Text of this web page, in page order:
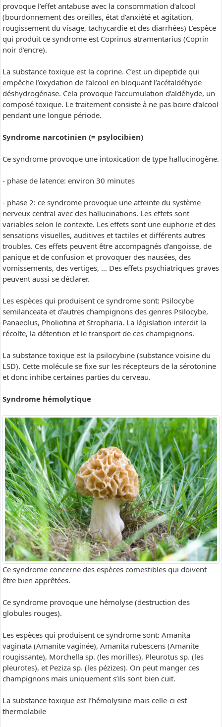
provoque l’effet antabuse avec la consommation d’alcool
(bourdonnement des oreilles, état d’anxiété et agitation,
rougissement du visage, tachycardie et des diarrhées) L’espèce
qui produit ce syndrome est Coprinus atramentarius (Coprin
noir d’encre).
La substance toxique est la coprine. C’est un dipeptide qui
empêche l’oxydation de l’alcool en bloquant l’acétaldéhyde
déshydrogénase. Cela provoque l’accumulation d’aldéhyde, un
composé toxique. Le traitement consiste à ne pas boire d’alcool
pendant une longue période.
Syndrome narcotinien (= psylocibien)
Ce syndrome provoque une intoxication de type hallucinogène.
- phase de latence: environ 30 minutes
- phase 2: ce syndrome provoque une atteinte du système
nerveux central avec des hallucinations. Les effets sont
variables selon le contexte. Les effets sont une euphorie et des
sensations visuelles, auditives et tactiles et différents autres
troubles. Ces effets peuvent être accompagnés d’angoisse, de
panique et de confusion et provoquer des nausées, des
vomissements, des vertiges, … Des effets psychiatriques graves
peuvent aussi se déclarer.
Les espèces qui produisent ce syndrome sont: Psilocybe
semilanceata et d’autres champignons des genres Psilocybe,
Panaeolus, Pholiotina et Stropharia. La législation interdit la
récolte, la détention et le transport de ces champignons.
La substance toxique est la psilocybine (substance voisine du
LSD). Cette molécule se fixe sur les récepteurs de la sérotonine
et donc inhibe certaines parties du cerveau.
Syndrome hémolytique
Ce syndrome concerne des espèces comestibles qui doivent
être bien apprêtées.
Ce syndrome provoque une hémolyse (destruction des
globules rouges).
Les espèces qui produisent ce syndrome sont: Amanita
vaginata (Amanite vaginée), Amanita rubescens (Amanite
rougissante), Morchella sp. (les morilles), Pleurotus sp. (les
pleurotes), et Peziza sp. (les pézizes). On peut manger ces
champignons mais uniquement s’ils sont bien cuit.
La substance toxique est l’hémolysine mais celle-ci est
thermolabile